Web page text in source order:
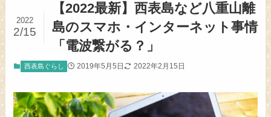
【2022最新】西表島など八重山離
島のスマホ・インターネット事情
「電波繋がる？」
2022
2/15
西表島ぐらし 2019年5月5日 2022年2月15日